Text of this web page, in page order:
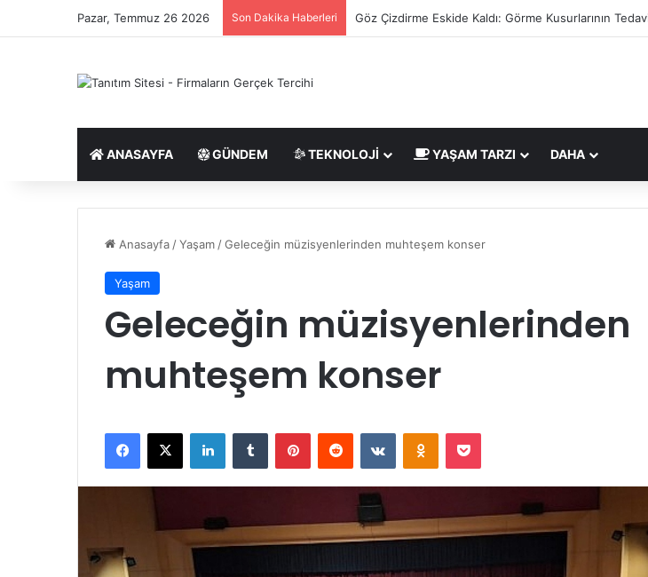
Pazar, Temmuz 26 2026 Son Dakika Haberleri Başiskele Acil Çilingir Hizmeti İçin Doğru Adres
ANASAYFA GÜNDEM TEKNOLOJI YAŞAM TARZI DAHA
Anasayfa /Yaşam /Geleceğin müzisyenlerinden muhteşem konser
Yaşam
Geleceğin müzisyenlerinden
muhteşem konser